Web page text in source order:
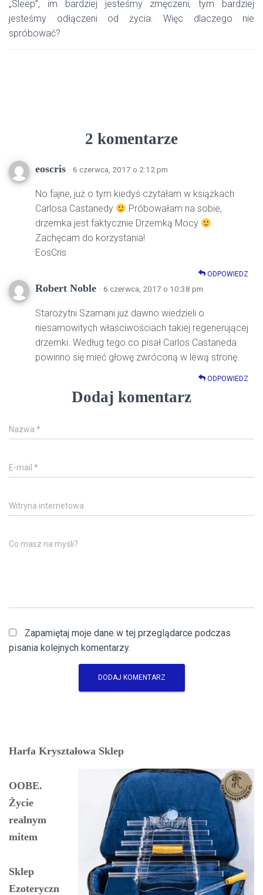
„Sleep”, im bardziej jesteśmy zmęczeni, tym bardziej
jesteśmy odłączeni od życia. Więc dlaczego nie
spróbować?
2 komentarze
eoscris · 6 czerwca, 2017 o 2:12 pm
No fajne, już o tym kiedyś czytałam w książkach
Carlosa Castanedy
Próbowałam na sobie,
drzemka jest faktycznie Drzemką Mocy
Zachęcam do korzystania!
EosCris
ODPOWIEDZ
Robert Noble · 6 czerwca, 2017 o 10:38 pm
Starożytni Szamani już dawno wiedzieli o
niesamowitych właściwościach takiej regenerującej
drzemki. Według tego co pisał Carlos Castaneda
powinno się mieć głowę zwróconą w lewą stronę.
ODPOWIEDZ
Dodaj komentarz
Nazwa *
E-mail *
Witryna internetowa
Co masz na myśli?
Zapamiętaj moje dane w tej przeglądarce podczas
pisania kolejnych komentarzy.
Harfa Kryształowa Sklep
OOBE.
Życie
realnym
mitem
Sklep
Ezoteryczn